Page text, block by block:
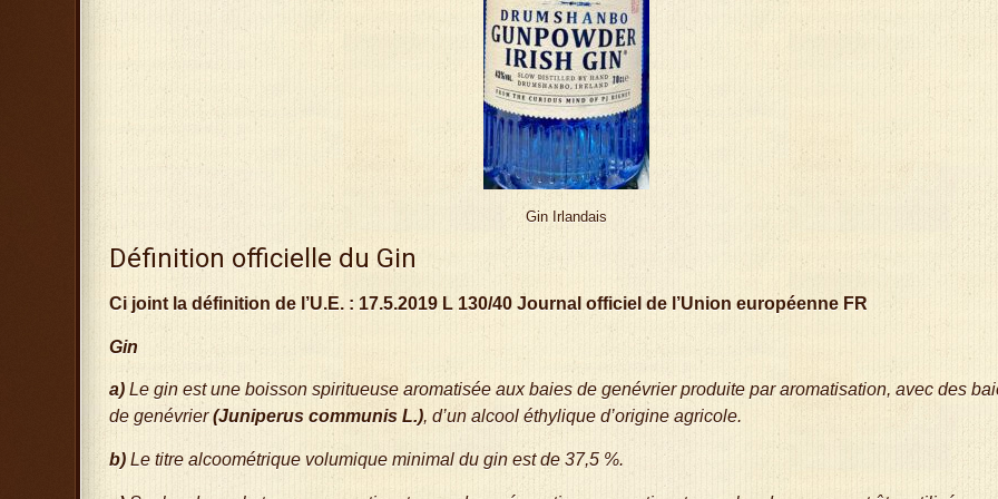
Gin Irlandais
Définition officielle du Gin
Ci joint la définition de l’U.E. : 17.5.2019 L 130/40 Journal officiel de l’Union européenne FR
Gin
a) Le gin est une boisson spiritueuse aromatisée aux baies de genévrier produite par aromatisation, avec des
de genévrier(Juniperus communis L.), d’un alcool éthylique d’origine agricole.
b) Le titre alcoométrique volumique minimal du gin est de 37,5 %.